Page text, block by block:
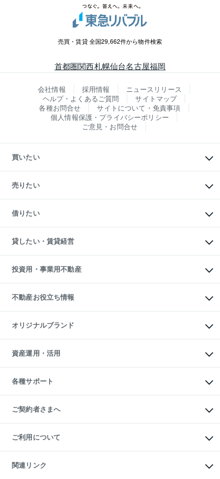
売買・賃貸 全国29,662件から物件検索
首都圏関西札幌仙台名古屋福岡
会社情報 採用情報
ニュースリリース
ヘルプ・よくあるご質問
サイトマップ
各種お問合せ
サイトについて・免責事項
個人情報保護・プライバシーポリシー
ご意見・お問合せ
買いたい
新築・分譲マンションの購入
中古マンションの購入
一戸建ての購入
中古一戸建ての購入
不動産購入の流れ
注目キーワード物件特集
購入ガイド
English 繁体中文簡体中文
売りたい
一戸建ての売却・査定
土地の売却・査定
スピードAI査定
不動産査定について
不動産売却の流れ
不動産買換えの流れ
売却ガイド
借りたい
オフィス・店舗の賃貸
借りるときの流れ
借りるガイド
貸したい・賃貸経営
マンション賃料データ
賃貸管理プラン
リロケーションについて
貸すガイド
投資用・事業用不動産
事業用不動産
マンション投資
投資用マンション
アパート経営
収益物件
ビル購入（ビル一棟）
投資用不動産の売却査定
事業用不動産の売却査定
不動産お役立ち情報
マンションライブラリー
人気マンションランキング
暮らしに役立つ不動産メディア
不動産相場・不動産価格情報
不動産コラム・ニュース
不動産用語集
不動産なんでもネット相談室
住まいの税金
オリジナルブランド
一棟リノベーションマンション
L`GENTE（ルジェンテ）
区分リノベーションマンション
投資用一棟レジデンスWELL
不動産小口投資
LEGACIA（レガシア）
資産運用・活用
不動産M&A
アセットマネジメント・出資
各種サポート
相続サポート
リフォームサポート
ご契約者さまへ
ご紹介・再契約特典
入居者様専用-各種ご案内（賃貸）
東急こすもす会「こすもすWeb」
ご利用について
金融商品取引について
東急リバブル ソーシャルメディアポリシー
関連リンク